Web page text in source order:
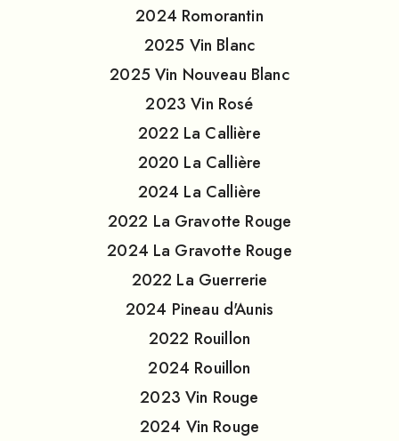
2024 Romorantin
2025 Vin Blanc
2025 Vin Nouveau Blanc
2023 Vin Rosé
2022 La Callière
2020 La Callière
2024 La Callière
2022 La Gravotte Rouge
2024 La Gravotte Rouge
2022 La Guerrerie
2024 Pineau d'Aunis
2022 Rouillon
2024 Rouillon
2023 Vin Rouge
2024 Vin Rouge